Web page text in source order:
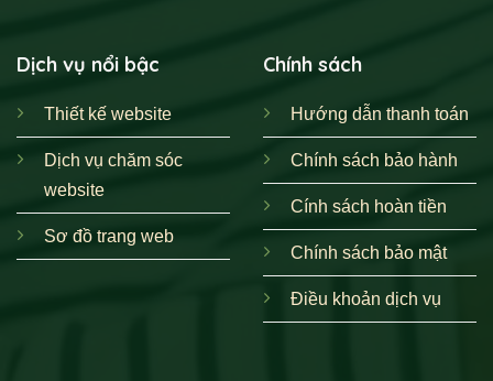
Dịch vụ nổi bậc
Thiết kế website
Dịch vụ chăm sóc
website
Sơ đồ trang web
Chính sách
Hướng dẫn thanh toán
Chính sách bảo hành
Cính sách hoàn tiền
Chính sách bảo mật
Điều khoản dịch vụ